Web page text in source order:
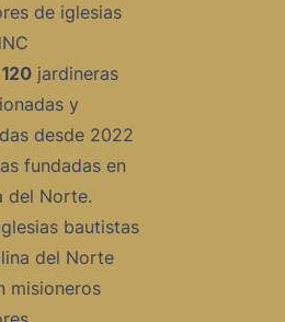
de iglesias
jardineras
y
desde 2022
fundadas en
del Norte.
bautistas
del Norte
misioneros